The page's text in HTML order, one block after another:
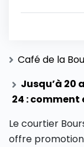
Café de la
Jusqu’à 20
24 : comment
Le courtier
offre